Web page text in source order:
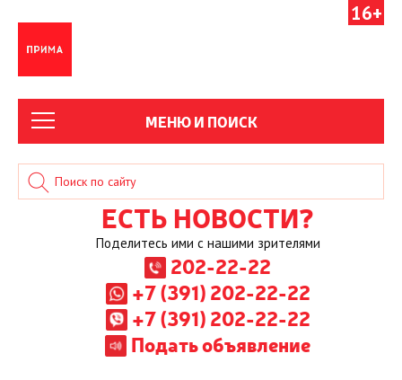
16+
МЕНЮ И ПОИСК
ЕСТЬ НОВОСТИ?
Поделитесь ими с нашими зрителями
202-22-22
+7 (391) 202-22-22
+7 (391) 202-22-22
Подать объявление